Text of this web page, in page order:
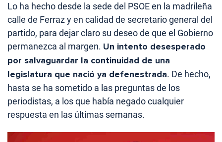
Lo ha hecho desde la sede del PSOE en la madrileña
calle de Ferraz y en calidad de secretario general del
partido, para dejar claro su deseo de que el Gobierno
permanezca al margen. Un intento desesperado
por salvaguardar la continuidad de una
legislatura que nació ya defenestrada. De hecho,
hasta se ha sometido a las preguntas de los
periodistas, a los que había negado cualquier
respuesta en las últimas semanas.